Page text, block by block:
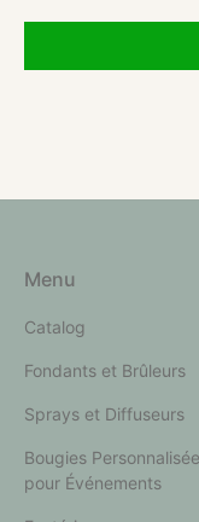
Menu
Catalog
Fondants et Brûleurs
Sprays et Diffuseurs
Bougies
pour Événements